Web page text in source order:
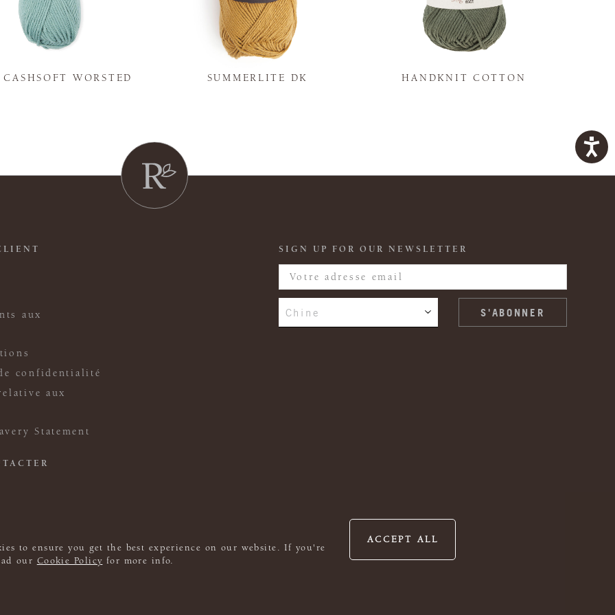
to ensure you get the best experience on our website. If you're
our Cookie Policy for more info.
ACCEPT ALL
CASHSOFT WORSTED SUMMERLITE DK HANDKNIT COTTON
aux
confidentialité
aux
Statement
SIGN UP FOR OUR NEWSLETTER
Chine